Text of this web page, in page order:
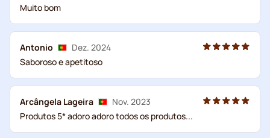
Muito bom
Antonio
Dez. 2024
Saboroso e apetitoso
Arcângela Lageira
Nov. 2023
Produtos 5* adoro adoro todos os produtos...